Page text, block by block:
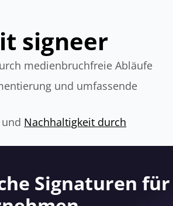
signeer
medienbruchfreie Abläufe
und umfassende
Nachhaltigkeit durch
Signaturen für